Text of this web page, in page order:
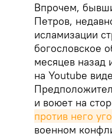
Впрочем,
Петров,
исламизации
богословское
месяцев назад
на Youtube
и воюет на
против него
военном